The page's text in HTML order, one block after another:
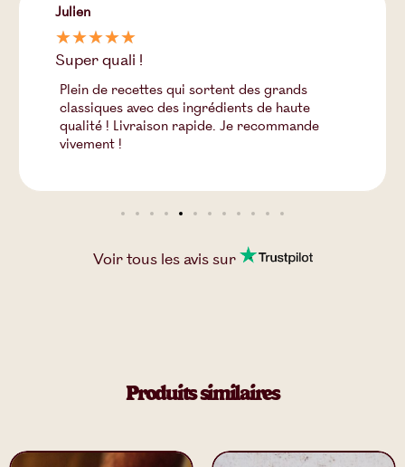
Julien
☆☆☆☆☆
Super quali !
Plein de recettes qui sortent des grands
classiques avec des ingrédients de haute
qualité ! Livraison rapide. Je recommande
vivement !
Voir tous lesavissur
Produits similaires